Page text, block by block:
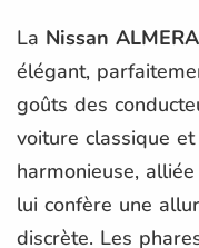
La Nissan ALMERA
élégant,
goûts des
voiture classique
harmonieuse,
lui confère une
discrète. Les